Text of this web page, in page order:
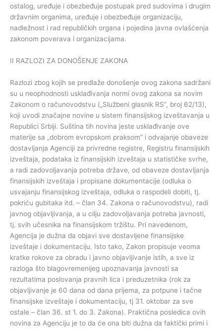
ostalog, uređuje i obezbeđuje postupak pred sudovima i drugim
državnim organima, uređuje i obezbeđuje organizaciju,
nadležnost i rad republičkih organa i pojedina javna ovlašćenja
zakonom poverava i organizacijama.
II RAZLOZI ZA DONOŠENJE ZAKONA
Razlozi zbog kojih se predlaže donošenje ovog zakona sadržani
su u neophodnosti usklađivanja normi ovog zakona sa novim
Zakonom o računovodstvu („Službeni glasnik RS”, broj 62/13),
koji uvodi značajne novine u sistem finansijskog izveštavanja u
Republici Srbiji. Suština tih novina jeste usklađivanje ove
materije sa „dobrom evropskom praksom” i odvajanje obaveze
dostavljanja Agenciji za privredne registre, Registru finansijskih
izveštaja, podataka iz finansijskih izveštaja u statističke svrhe,
a radi zadovoljavanja potreba države, od obaveze dostavljanja
finansijskih izveštaja i propisane dokumentacije (odluka o
usvajanju finansijskog izveštaja, odluka o raspodeli dobiti, tj.
pokriću gubitaka itd. – član 34. Zakona o računovodstvu), radi
javnog objavljivanja, a u cilju zadovoljavanja potreba javnosti,
tj. svih učesnika na finansijskom tržištu. Pri navedenom,
Agencija je dužna da objavi sve dostavljene finansijske
izveštaje i dokumentaciju. Isto tako, Zakon propisuje veoma
kratke rokove za obradu i javno objavljivanje istih, a sve iz
razloga što blagovremenijeg upoznavanja javnosti sa
rezultatima poslovanja pravnih lica i preduzetnika (rok za
objavljivanje je 60 dana od dana prijema, za potpune i tačne
finansijske izveštaje i dokumentaciju, tj 31. oktobar za sve
ostale – član 36. st 1. do 3. Zakona). Praktična posledica ovih
novina za Agenciju je to da će ona biti dužna da faktički primi i